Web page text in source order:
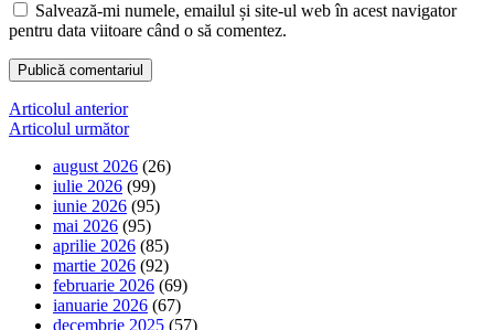
Salvează-mi numele, emailul și site-ul web în acest navigator
pentru data viitoare când o să comentez.
Navigare
în
articole
Articolul anterior
Articolul următor
august 2026 (26)
iulie 2026 (99)
iunie 2026 (95)
mai 2026 (95)
aprilie 2026 (85)
martie 2026 (92)
februarie 2026 (69)
ianuarie 2026 (67)
decembrie 2025 (57)